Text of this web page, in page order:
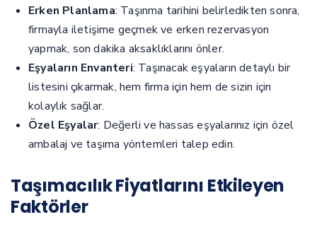
Erken Planlama: Taşınma tarihini belirledikten sonra,
firmayla iletişime geçmek ve erken rezervasyon
yapmak, son dakika aksaklıklarını önler.
Eşyaların Envanteri: Taşınacak eşyaların detaylı bir
listesini çıkarmak, hem firma için hem de sizin için
kolaylık sağlar.
Özel Eşyalar: Değerli ve hassas eşyalarınız için özel
ambalaj ve taşıma yöntemleri talep edin.
Taşımacılık Fiyatlarını Etkileyen
Faktörler